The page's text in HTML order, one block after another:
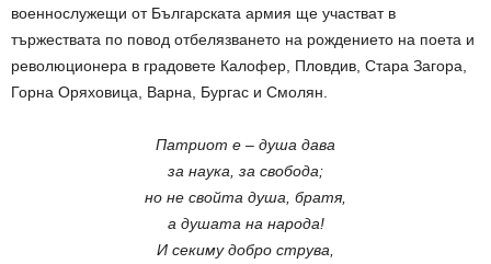
военнослужещи от Българската армия ще участват в
тържествата по повод отбелязването на рождението на поета и
революционера в градовете Калофер, Пловдив, Стара Загора,
Горна Оряховица, Варна, Бургас и Смолян.
Патриот е – душа дава
за наука, за свобода;
но не свойта душа, братя,
а душата на народа!
И секиму добро струва,